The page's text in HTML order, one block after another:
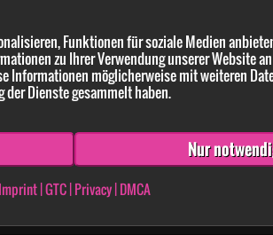
Funktionen für soziale Medien
zu Ihrer Verwendung unserer Website
Informationen möglicherweise mit weiteren
Dienste gesammelt haben.
Nur
Imprint|GTC|Privacy|DMCA
sehr.leider sind deine letzten Videos für mich nicht so
haben willst ich stelle mich zur Verfügung. Tom